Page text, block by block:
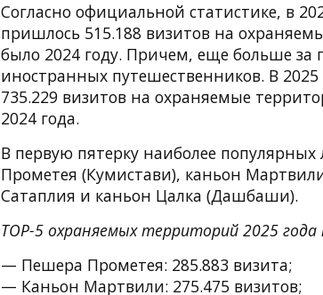
Согласно официальной статистике, в
пришлось 515.188 визитов на
было 2024 году. Причем, еще больше за
иностранных путешественников. В
735.229 визитов на охраняемые
2024 года.
В первую пятерку наиболее
Прометея (Кумистави), каньон
Сатаплия и каньон Цалка (Дашбаши).
TOP-5 охраняемых территорий 2025 года
— Пешера Прометея: 285.883 визита;
— Каньон Мартвили: 275.475 визитов;